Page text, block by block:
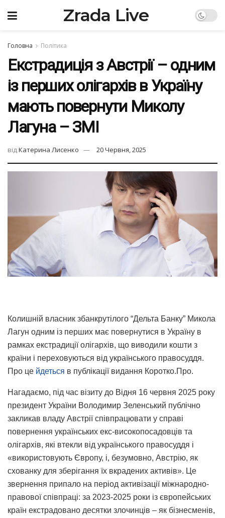
Zrada Live
Головна Політика
Екстрадиція з Австрії – одним
із перших олігархів в Україну
мають повернути Миколу
Лагуна – ЗМІ
відКатерина Лисенко 20 Червня, 2025
Колишній власник збанкрутілого “Дельта Банку” Микола
Лагун одним із перших має повернутися в Україну в
рамках екстрадиції олігархів, що виводили кошти з
країни і переховуються від українського правосуддя.
Про це йдеться в публікації видання Коротко.Про.
Нагадаємо, під час візиту до Відня 16 червня 2025 року
президент України Володимир Зеленський публічно
закликав владу Австрії співпрацювати у справі
повернення українських екс-високопосадовців та
олігархів, які втекли від українського правосуддя і
«використовують Європу, і, безумовно, Австрію, як
схованку для зберігання їх вкрадених активів». Це
звернення припало на період активізації міжнародно-
правової співпраці: за 2023-2025 роки із європейських
країн екстрадовано десятки злочинців – як бізнесменів,